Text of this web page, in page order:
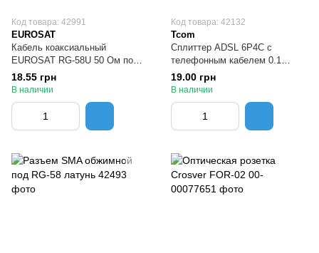
Код товара: 42991
EUROSAT
Кабель коаксиальный
EUROSAT RG-58U 50 Ом по
метрам
18.55 грн
В наличии
Код товара: 42132
Tcom
Сплиттер ADSL 6Р4С с
телефонным кабелем 0.1
метра
19.00 грн
В наличии